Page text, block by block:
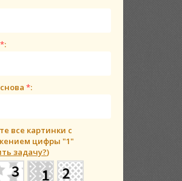
*:
*:
все картинки с
цифры "1"
задачу?)